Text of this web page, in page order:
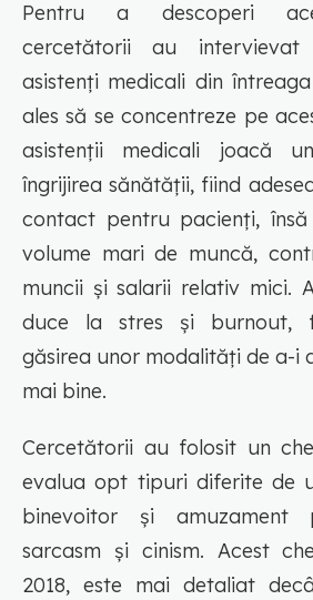
Pentru a descoperi
cercetătorii au
asistenți medicali din
ales să se concentreze pe
asistenții medicali joacă
îngrijirea sănătății, fiind
contact pentru pacienți,
volume mari de muncă,
muncii și salarii relativ mici.
duce la stres și burnout,
găsirea unor modalități de a-i
mai bine.
Cercetătorii au folosit un
evalua opt tipuri diferite de
binevoitor și amuzament
sarcasm și cinism. Acest
2018, este mai detaliat